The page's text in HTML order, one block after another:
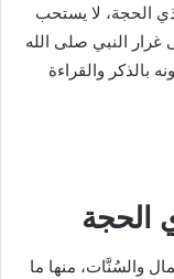
الحجة، لا يستحب
النبي صلى الله
بالذكر والقراءة
الحجة
والسُنَّات، منها ما